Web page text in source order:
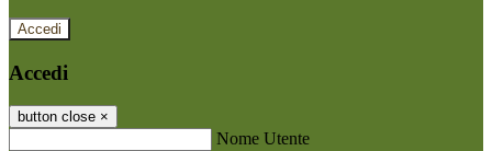
Accedi
Accedi
button close ×
Nome Utente